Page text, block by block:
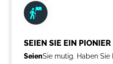
SEIEN SIE EIN PIONIER
SeienSie mutig. Haben Sie